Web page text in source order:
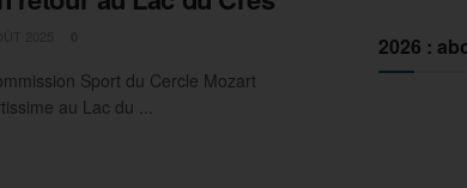
Sport du Cercle Mozart
au Lac du ...
2026 :